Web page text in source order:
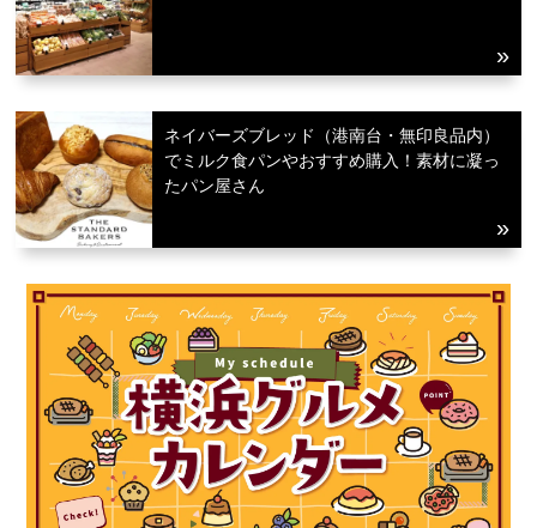
ネイバーズブレッド（港南台・無印良品内）
でミルク食パンやおすすめ購入！素材に凝っ
たパン屋さん